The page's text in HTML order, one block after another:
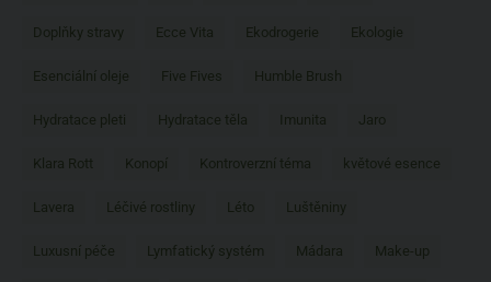
Doplňky stravy Ecce Vita Ekodrogerie Ekologie
Esenciální oleje Five Fives Humble Brush
Hydratace pleti Hydratace těla Imunita Jaro
Klara Rott Konopí Kontroverzní téma květové esence
Lavera Léčivé rostliny Léto Luštěniny
Luxusní péče Lymfatický systém Mádara Make-up